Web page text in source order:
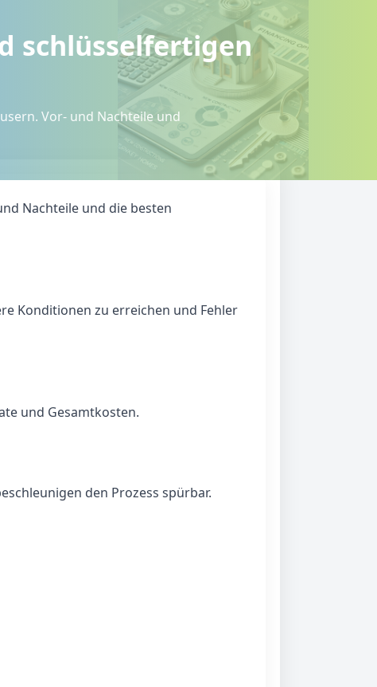
schlüsselfertigen
Vor- und Nachteile und
Nachteile und die besten
Konditionen zu erreichen und Fehler
und Gesamtkosten.
den Prozess spürbar.